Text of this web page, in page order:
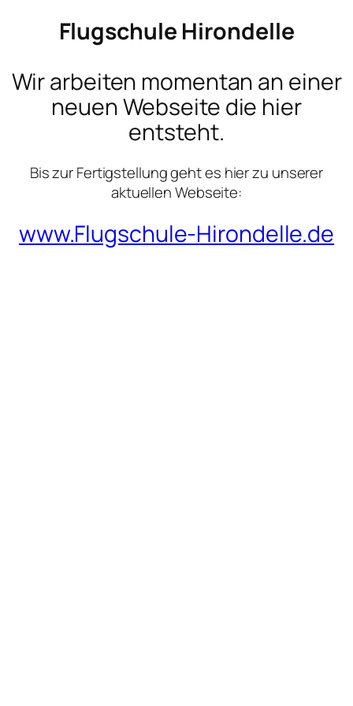
Flugschule Hirondelle
Wir arbeiten momentan an einer
neuen Webseite die hier
entsteht.
Bis zur Fertigstellung geht es hier zu unserer
aktuellen Webseite:
www.Flugschule-Hirondelle.de